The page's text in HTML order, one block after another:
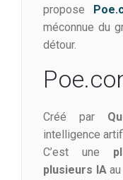
propose
méconnue du
détour.
Créé par
intelligence
C’est une
plusieurs IAau